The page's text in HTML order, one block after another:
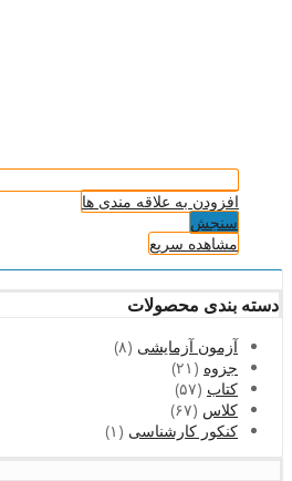
افزودن به علاقه مندی ها
سنجش
مشاهده سریع
دسته بندی محصولات
آزمون آزمایشی (۸)
جزوه (۲۱)
کتاب (۵۷)
کلاس (۶۷)
کنکور کارشناسی (۱)